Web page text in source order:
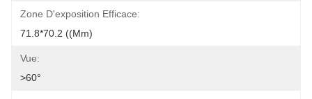
Zone D'exposition Efficace:
71.8*70.2 ((mm)
Vue:
>60°